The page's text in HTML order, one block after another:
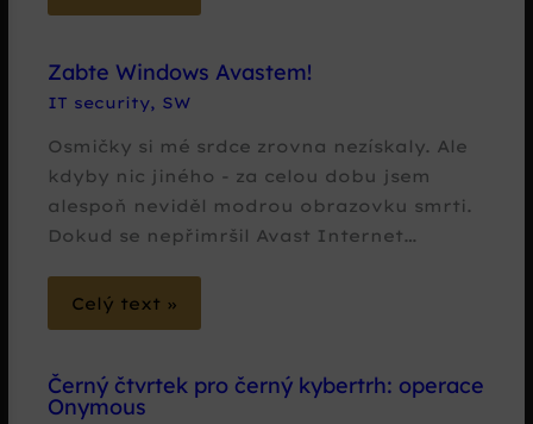
Zabte Windows Avastem!
IT security, SW
Osmičky si mé srdce zrovna nezískaly. Ale
kdyby nic jiného - za celou dobu jsem
alespoň neviděl modrou obrazovku smrti.
Dokud se nepřimršil Avast Internet…
Celý text »
Černý čtvrtek pro černý kybertrh: operace
Onymous